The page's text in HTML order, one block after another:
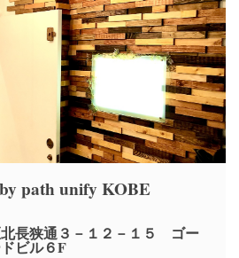
path unify KOBE
長狭通３－１２－１５ ゴー
ビル６F